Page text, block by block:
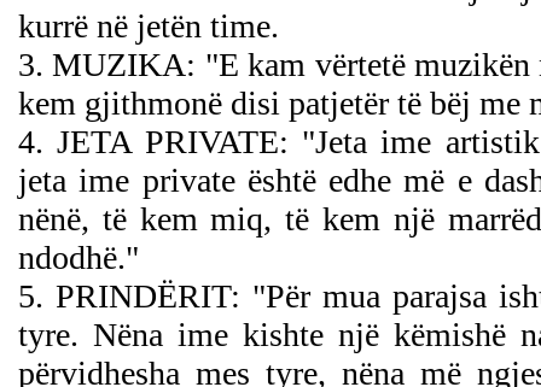
kurrë në jetën time.
3. MUZIKA: "E kam vërtetë muzikën
kem gjithmonë disi patjetër të bëj me
4. JETA PRIVATE: "Jeta ime
jeta ime private është edhe më e
nënë, të kem miq, të kem një
ndodhë."
5. PRINDËRIT: "Për mua parajsa
tyre. Nëna ime kishte një këmishë
përvidhesha mes tyre, nëna më